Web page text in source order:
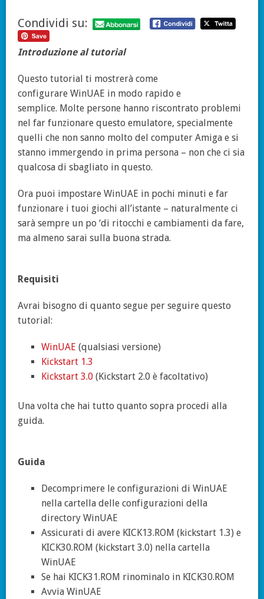
Condividi su:
Introduzione al tutorial
Questo tutorial ti mostrerà come
configurare WinUAE in modo rapido e
semplice. Molte persone hanno riscontrato problemi
nel far funzionare questo emulatore, specialmente
quelli che non sanno molto del computer Amiga e si
stanno immergendo in prima persona – non che ci sia
qualcosa di sbagliato in questo.
Ora puoi impostare WinUAE in pochi minuti e far
funzionare i tuoi giochi all’istante – naturalmente ci
sarà sempre un po ‘di ritocchi e cambiamenti da fare,
ma almeno sarai sulla buona strada.
Requisiti
Avrai bisogno di quanto segue per seguire questo
tutorial:
WinUAE (qualsiasi versione)
Kickstart 1.3
Kickstart 3.0 (Kickstart 2.0 è facoltativo)
Una volta che hai tutto quanto sopra procedi alla
guida.
Guida
Decomprimere le configurazioni di WinUAE
nella cartella delle configurazioni della
directory WinUAE
Assicurati di avere KICK13.ROM (kickstart 1.3) e
KICK30.ROM (kickstart 3.0) nella cartella
WinUAE
Se hai KICK31.ROM rinominalo in KICK30.ROM
Avvia WinUAE